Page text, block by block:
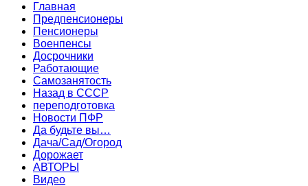
Главная
Предпенсионеры
Пенсионеры
Военпенсы
Досрочники
Работающие
Самозанятость
Назад в СССР
переподготовка
Новости ПФР
Да будьте вы…
Дача/Сад/Огород
Дорожает
АВТОРЫ
Видео